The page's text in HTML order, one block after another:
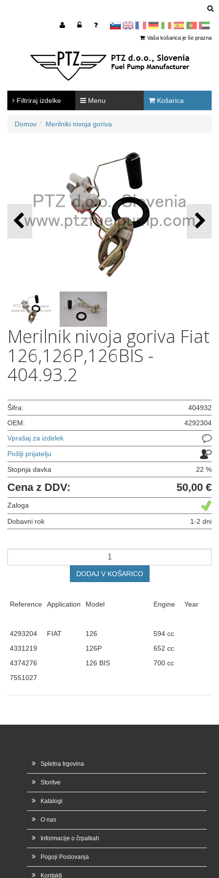
sl en francoščina
Nemščina
Italijanščina
Španščina
PortugalArabščina
Vaša košarica je še prazna
Filtriraj izdelke Menu Košarica
Domov Merilniki nivoja goriva
Merilnik nivoja goriva Fiat
126,126P,126BIS -
404.93.2
Šifra:
404932
OEM:
4292304
Vprašaj za izdelek
Pošlji prijatelju
Stopnja davka 22 %
Cena z DDV: 50,00 €
Zaloga
Dobavni rok 1-2 dni
DODAJ V KOŠARICO
Reference Application Model Engine Year
4293204 FIAT 126
594 cc
4331219
126P
652 cc
4374276
126 BIS
700 cc
7551027
Spletna trgovina
Storitve
Katalogi
O nas
Informacije o črpalkah
Pogoji Poslovanja
Kontakti